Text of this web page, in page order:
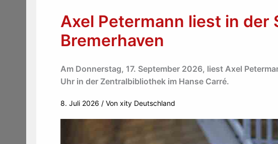
Axel Petermann liest in der
Bremerhaven
Am Donnerstag, 17. September 2026, liest Axel
Uhr in der Zentralbibliothek im Hanse Carré.
8. Juli 2026 / Von xity Deutschland